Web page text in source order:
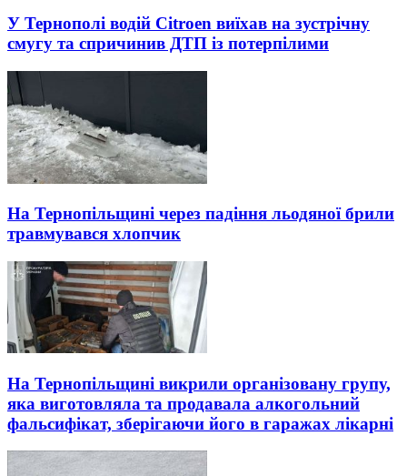
У Тернополі водій Citroen виїхав на зустрічну
смугу та спричинив ДТП із потерпілими
На Тернопільщині через падіння льодяної брили
травмувався хлопчик
На Тернопільщині викрили організовану групу,
яка виготовляла та продавала алкогольний
фальсифікат, зберігаючи його в гаражах лікарні